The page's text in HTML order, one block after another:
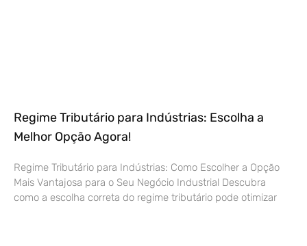
Regime Tributário para Indústrias: Escolha a
Melhor Opção Agora!
Regime Tributário para Indústrias: Como Escolher a Opção
Mais Vantajosa para o Seu Negócio Industrial Descubra
como a escolha correta do regime tributário pode otimizar